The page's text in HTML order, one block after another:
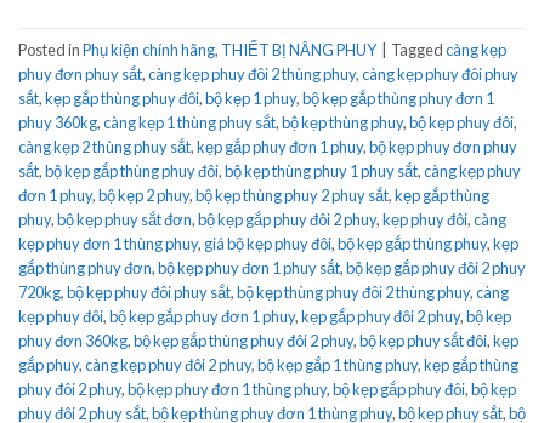
Posted inPhụ kiện chính hãng, THIẾT BỊ NÂNG PHUY Taggedcàng kẹp
phuy đơn phuy sắt,càng kẹp phuy đôi 2 thùng phuy,càng kẹp phuy đôi phuy
sắt,kẹp gắp thùng phuy đôi,bộ kẹp 1 phuy,bộ kẹp gắp thùng phuy đơn 1
phuy 360kg,càng kẹp 1 thùng phuy sắt,bộ kẹp thùng phuy,bộ kẹp phuy đôi,
càng kẹp 2 thùng phuy sắt,kẹp gắp phuy đơn 1 phuy,bộ kẹp phuy đơn phuy
sắt,bộ kẹp gắp thùng phuy đôi,bộ kẹp thùng phuy 1 phuy sắt,càng kẹp phuy
đơn 1 phuy,bộ kẹp 2 phuy,bộ kẹp thùng phuy 2 phuy sắt,kẹp gắp thùng
phuy,bộ kẹp phuy sắt đơn,bộ kẹp gắp phuy đôi 2 phuy,kẹp phuy đôi,càng
kẹp phuy đơn 1 thùng phuy, giá bộ kẹp phuy đôi,bộ kẹp gắp thùng phuy,kẹp
gắp thùng phuy đơn,bộ kẹp phuy đơn 1 phuy sắt,bộ kẹp gắp phuy đôi 2 phuy
720kg,bộ kẹp phuy đôi phuy sắt,bộ kẹp thùng phuy đôi 2 thùng phuy,càng
kẹp phuy đôi,bộ kẹp gắp phuy đơn 1 phuy,kẹp gắp phuy đôi 2 phuy,bộ kẹp
phuy đơn 360kg,bộ kẹp gắp thùng phuy đôi 2 phuy,bộ kẹp phuy sắt đôi,kẹp
gắp phuy,càng kẹp phuy đôi 2 phuy,bộ kẹp gắp 1 thùng phuy,kẹp gắp thùng
phuy đôi 2 phuy,bộ kẹp phuy đơn 1 thùng phuy,bộ kẹp gắp phuy đôi,bộ kẹp
phuy đôi 2 phuy sắt,bộ kẹp thùng phuy đơn 1 thùng phuy,bộ kẹp phuy sắt,bộ